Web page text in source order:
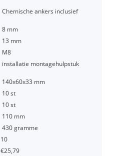
Chemische ankers inclusief
8 mm
13 mm
M8
installatie montagehulpstuk
140x60x33 mm
10 st
10 st
110 mm
430 gramme
10
€25,79